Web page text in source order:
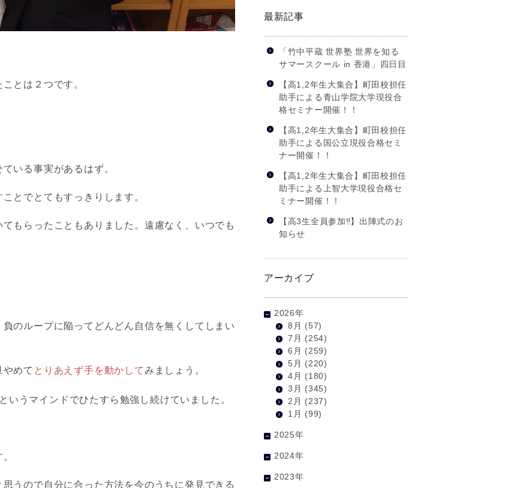
とは２つです。
いる事実があるはず。
ことでとてもすっきりします。
もらったこともありました。遠慮なく、いつでも
のループに陥ってどんどん自信を無くしてしまい
めて とりあえず手を動かしてみましょう。
というマインドでひたすら勉強し続けていました。
うので自分に合った方法を今のうちに発見できる
最新記事
「竹中平蔵 世界塾 世界を知る
サマースクール in 香港」四日目
【高1,2年生大集合】町田校担任
助手による青山学院大学現役合
格セミナー開催！！
【高1,2年生大集合】町田校担任
助手による国公立現役合格セミ
ナー開催！！
【高1,2年生大集合】町田校担任
助手による上智大学現役合格セ
ミナー開催！！
【高3生全員参加‼】出陣式のお
知らせ
アーカイブ
2026年
8月 (57)
7月 (254)
6月 (259)
5月 (220)
4月 (180)
3月 (345)
2月 (237)
1月 (99)
2025年
2024年
2023年